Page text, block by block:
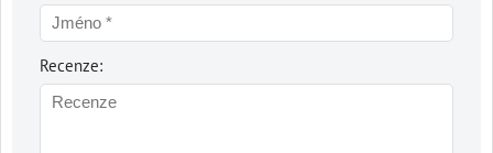
Recenze: